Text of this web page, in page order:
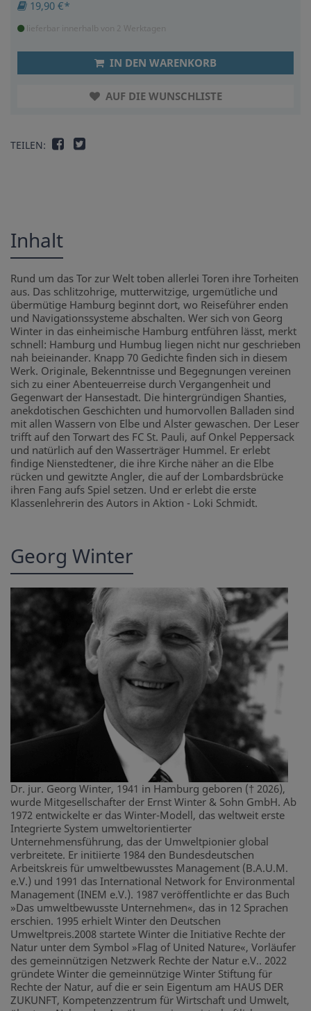
19,90 €*
lieferbar innerhalb von 2 Werktagen
IN DEN WARENKORB
AUF DIE WUNSCHLISTE
TEILEN:
Inhalt
Rund um das Tor zur Welt toben allerlei Toren ihre Torheiten
aus. Das schlitzohrige, mutterwitzige, urgemütliche und
übermütige Hamburg beginnt dort, wo Reiseführer enden
und Navigationssysteme abschalten. Wer sich von Georg
Winter in das einheimische Hamburg entführen lässt, merkt
schnell: Hamburg und Humbug liegen nicht nur geschrieben
nah beieinander. Knapp 70 Gedichte finden sich in diesem
Werk. Originale, Bekenntnisse und Begegnungen vereinen
sich zu einer Abenteuerreise durch Vergangenheit und
Gegenwart der Hansestadt. Die hintergründigen Shanties,
anekdotischen Geschichten und humorvollen Balladen sind
mit allen Wassern von Elbe und Alster gewaschen. Der Leser
trifft auf den Torwart des FC St. Pauli, auf Onkel Peppersack
und natürlich auf den Wasserträger Hummel. Er erlebt
findige Nienstedtener, die ihre Kirche näher an die Elbe
rücken und gewitzte Angler, die auf der Lombardsbrücke
ihren Fang aufs Spiel setzen. Und er erlebt die erste
Klassenlehrerin des Autors in Aktion - Loki Schmidt.
Georg Winter
Dr. jur. Georg Winter, 1941 in Hamburg geboren († 2026),
wurde Mitgesellschafter der Ernst Winter & Sohn GmbH. Ab
1972 entwickelte er das Winter-Modell, das weltweit erste
Integrierte System umweltorientierter
Unternehmensführung, das der Umweltpionier global
verbreitete. Er initiierte 1984 den Bundesdeutschen
Arbeitskreis für umweltbewusstes Management (B.A.U.M.
e.V.) und 1991 das International Network for Environmental
Management (INEM e.V.). 1987 veröffentlichte er das Buch
»Das umweltbewusste Unternehmen«, das in 12 Sprachen
erschien. 1995 erhielt Winter den Deutschen
Umweltpreis.2008 startete Winter die Initiative Rechte der
Natur unter dem Symbol »Flag of United Nature«, Vorläufer
des gemeinnützigen Netzwerk Rechte der Natur e.V.. 2022
gründete Winter die gemeinnützige Winter Stiftung für
Rechte der Natur, auf die er sein Eigentum am HAUS DER
ZUKUNFT, Kompetenzzentrum für Wirtschaft und Umwelt,